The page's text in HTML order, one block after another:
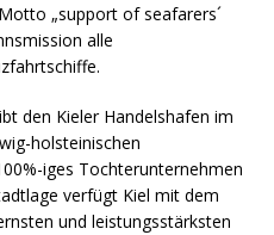
„support of seafarers´
alle
den Kieler Handelshafen im
holsteinischen
iges Tochterunternehmen
verfügt Kiel mit dem
und leistungsstärksten